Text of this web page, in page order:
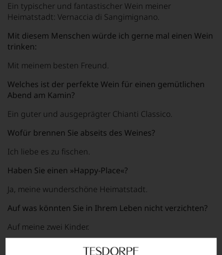
Ein typischer und fantastischer Wein meiner
Heimatstadt: Vernaccia di Sangimignano.
Mit diesem Menschen würde ich gerne mal einen Wein
trinken:
Mit meinem besten Freund.
Welches ist der perfekte Wein für einen gemütlichen
Abend am Kamin?
Ein guter und ausgeprägter Chianti Classico.
Wofür brennen Sie abseits des Weines?
Ich liebe es zu fischen.
Haben Sie einen »Happy-Place«?
Ja, meine wunderschöne Heimatstadt.
Auf was könnten Sie in Ihrem Leben nicht verzichten?
Auf meine zwei Kinder.
finden Sie die Weine vom Weingut Dievole in